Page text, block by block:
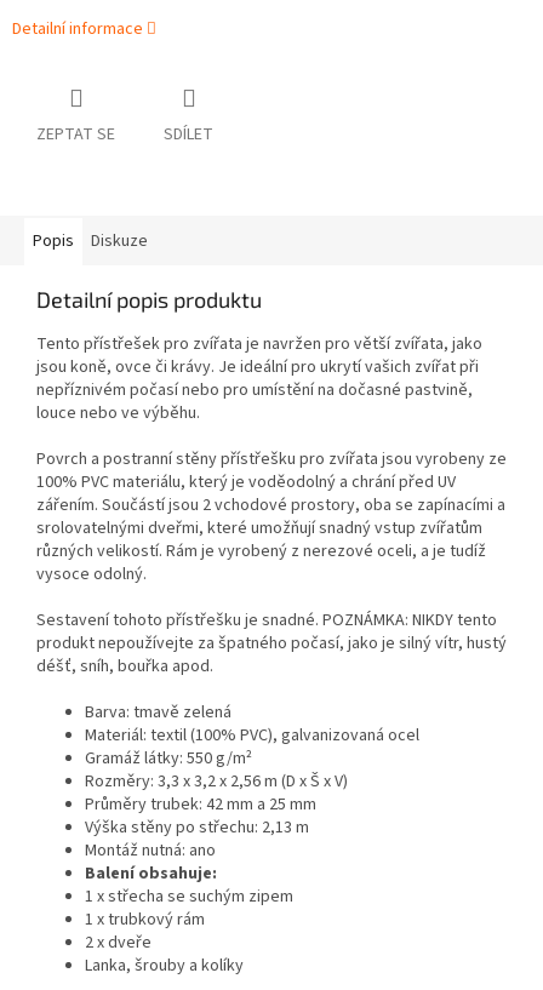
Detailní informace
ZEPTAT SE SDÍLET
Popis Diskuze
Detailní popis produktu
Tento přístřešek pro zvířata je navržen pro větší zvířata, jako
jsou koně, ovce či krávy. Je ideální pro ukrytí vašich zvířat při
nepříznivém počasí nebo pro umístění na dočasné pastvině,
louce nebo ve výběhu.
Povrch a postranní stěny přístřešku pro zvířata jsou vyrobeny ze
100% PVC materiálu, který je voděodolný a chrání před UV
zářením. Součástí jsou 2 vchodové prostory, oba se zapínacími a
srolovatelnými dveřmi, které umožňují snadný vstup zvířatům
různých velikostí. Rám je vyrobený z nerezové oceli, a je tudíž
vysoce odolný.
Sestavení tohoto přístřešku je snadné. POZNÁMKA: NIKDY tento
produkt nepoužívejte za špatného počasí, jako je silný vítr, hustý
déšť, sníh, bouřka apod.
Barva: tmavě zelená
Materiál: textil (100% PVC), galvanizovaná ocel
Gramáž látky: 550 g/m²
Rozměry: 3,3 x 3,2 x 2,56 m (D x Š x V)
Průměry trubek: 42 mm a 25 mm
Výška stěny po střechu: 2,13 m
Montáž nutná: ano
Balení obsahuje:
1 x střecha se suchým zipem
1 x trubkový rám
2 x dveře
Lanka, šrouby a kolíky